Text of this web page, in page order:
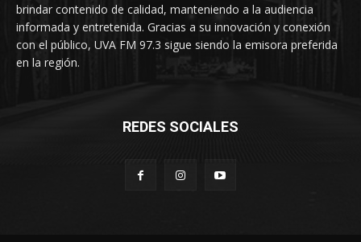
brindar contenido de calidad, manteniendo a la audiencia
informada y entretenida. Gracias a su innovación y conexión
con el público, UVA FM 97.3 sigue siendo la emisora preferida
en la región.
REDES SOCIALES